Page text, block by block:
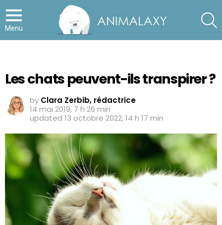
Menu
Les chats peuvent-ils transpirer ?
by Clara Zerbib, rédactrice
14 mai 2019, 7 h 26 min
updated 13 octobre 2022, 14 h 17 min